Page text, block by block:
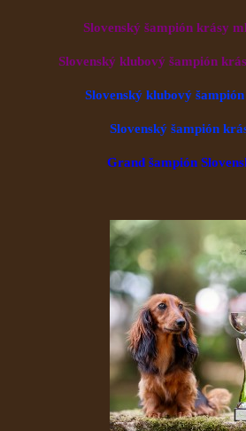
Slovenský šampión krásy
Slovenský klubový šampión
Slovenský klubový
Slovenský šampión
Grand šampión